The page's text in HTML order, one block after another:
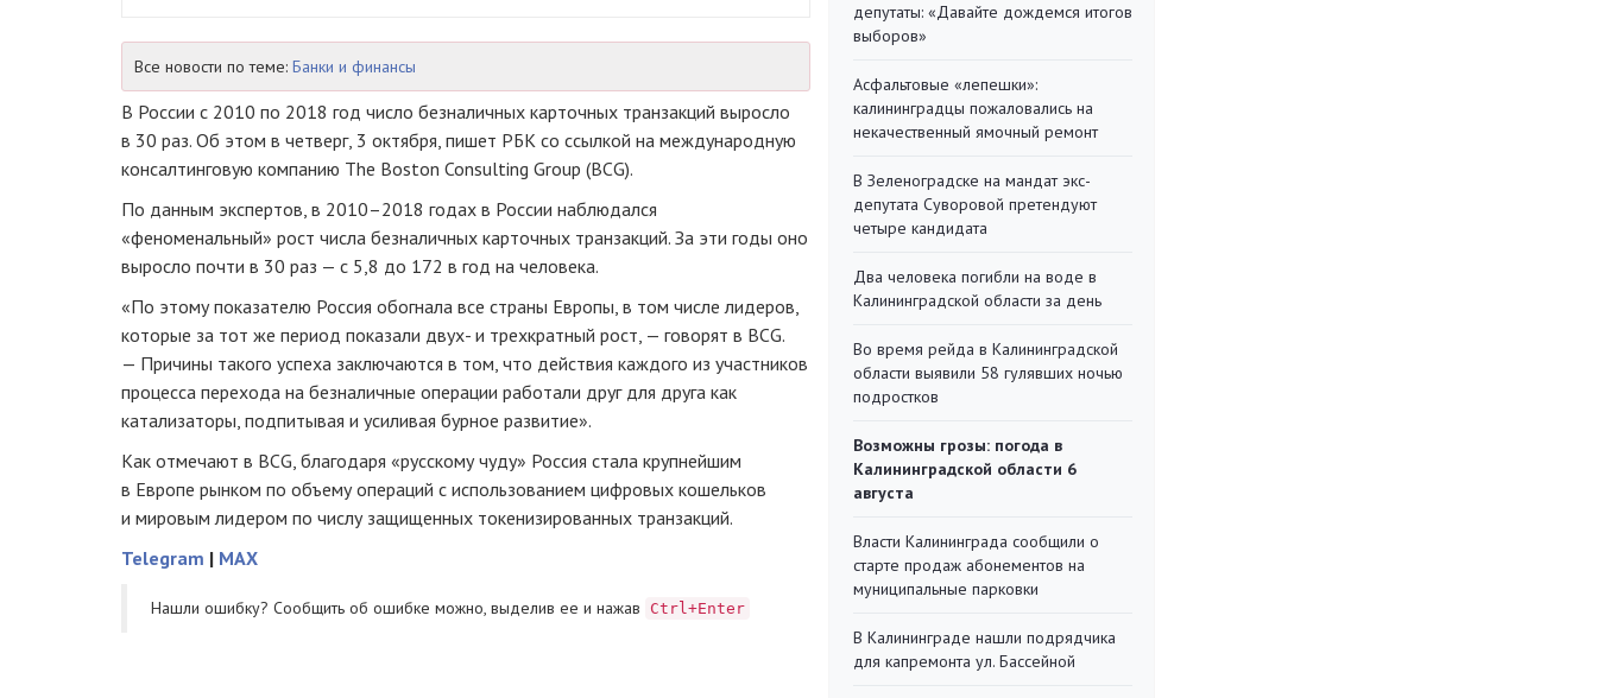
Все новости по теме: Банки и финансы
В России с 2010 по 2018 год число безналичных карточных транзакций выросло
в 30 раз. Об этом в четверг, 3 октября, пишет РБК со ссылкой на международную
консалтинговую компанию The Boston Consulting Group (BCG).
По данным экспертов, в 2010–2018 годах в России наблюдался
«феноменальный» рост числа безналичных карточных транзакций. За эти годы оно
выросло почти в 30 раз — с 5,8 до 172 в год на человека.
«По этому показателю Россия обогнала все страны Европы, в том числе лидеров,
которые за тот же период показали двух- и трехкратный рост, — говорят в BCG.
— Причины такого успеха заключаются в том, что действия каждого из участников
процесса перехода на безналичные операции работали друг для друга как
катализаторы, подпитывая и усиливая бурное развитие».
Как отмечают в BCG, благодаря «русскому чуду» Россия стала крупнейшим
в Европе рынком по объему операций с использованием цифровых кошельков
и мировым лидером по числу защищенных токенизированных транзакций.
Telegram | MAX
Нашли ошибку? Cообщить об ошибке можно, выделив ее и нажав Ctrl+Enter
депутаты: «Давайте дождемся итогов
выборов»
Асфальтовые «лепешки»:
калининградцы пожаловались на
некачественный ямочный ремонт
В Зеленоградске на мандат экс-
депутата Суворовой претендуют
четыре кандидата
Два человека погибли на воде в
Калининградской области за день
Во время рейда в Калининградской
области выявили 58 гулявших ночью
подростков
Возможны грозы: погода в
Калининградской области 6
августа
Власти Калининграда сообщили о
старте продаж абонементов на
муниципальные парковки
В Калининграде нашли подрядчика
для капремонта ул. Бассейной